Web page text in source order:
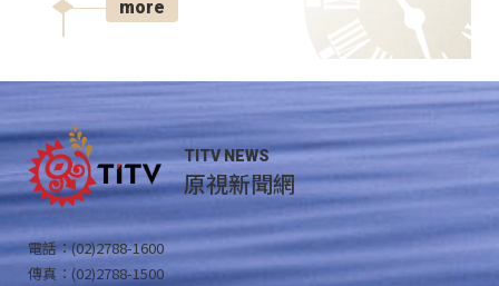
more
TITV NEWS
原視新聞網
電話：(02)2788-1600
傳真：(02)2788-1500